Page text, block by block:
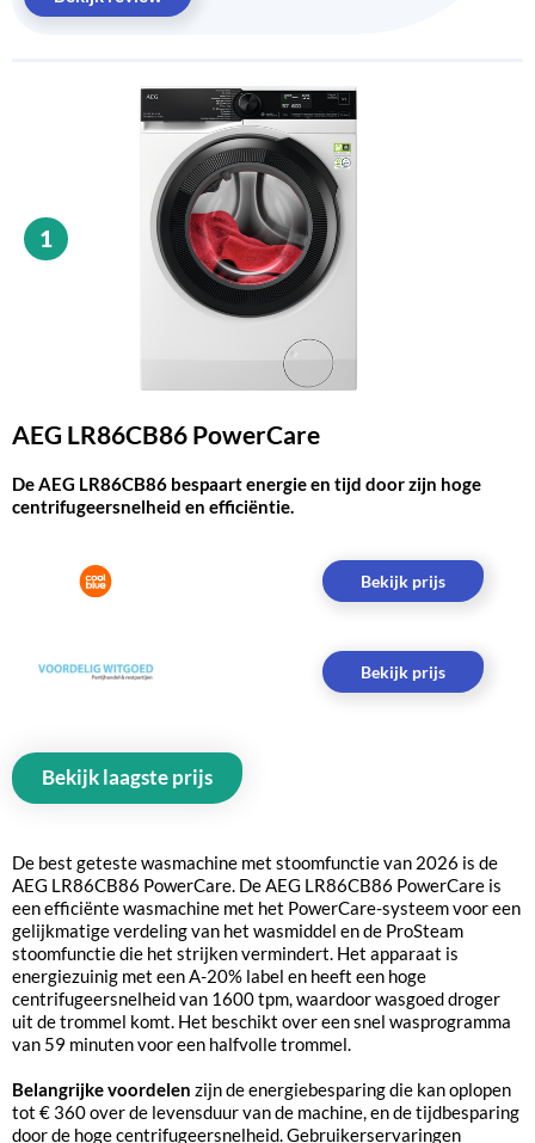
1
AEG LR86CB86 PowerCare
De AEG LR86CB86 bespaart energie en tijd door zijn hoge
centrifugeersnelheid en efficiëntie.
Bekijk prijs
Bekijk prijs
Bekijk laagste prijs
De best geteste wasmachine met stoomfunctie van 2026 is de
AEG LR86CB86 PowerCare. De AEG LR86CB86 PowerCare is
een efficiënte wasmachine met het PowerCare-systeem voor een
gelijkmatige verdeling van het wasmiddel en de ProSteam
stoomfunctie die het strijken vermindert. Het apparaat is
energiezuinig met een A-20% label en heeft een hoge
centrifugeersnelheid van 1600 tpm, waardoor wasgoed droger
uit de trommel komt. Het beschikt over een snel wasprogramma
van 59 minuten voor een halfvolle trommel.
Belangrijke voordelen zijn de energiebesparing die kan oplopen
tot € 360 over de levensduur van de machine, en de tijdbesparing
door de hoge centrifugeersnelheid. Gebruikerservaringen